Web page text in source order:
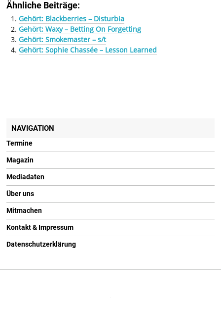
Ähnliche Beiträge:
Gehört: Blackberries – Disturbia
Gehört: Waxy – Betting On Forgetting
Gehört: Smokemaster – s/t
Gehört: Sophie Chassée – Lesson Learned
NAVIGATION
Termine
Magazin
Mediadaten
Über uns
Mitmachen
Kontakt & Impressum
Datenschutzerklärung